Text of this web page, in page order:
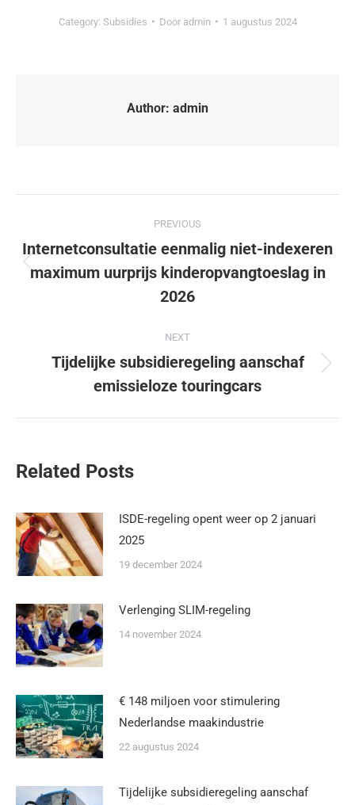
Category: Subsidies Door admin 1 augustus 2024
Author: admin
PREVIOUS
Internetconsultatie eenmalig niet-indexeren
maximum uurprijs kinderopvangtoeslag in
2026
NEXT
Tijdelijke subsidieregeling aanschaf
emissieloze touringcars
Related Posts
ISDE-regeling opent weer op 2 januari
2025
19 december 2024
Verlenging SLIM-regeling
14 november 2024
€ 148 miljoen voor stimulering
Nederlandse maakindustrie
22 augustus 2024
Tijdelijke subsidieregeling aanschaf